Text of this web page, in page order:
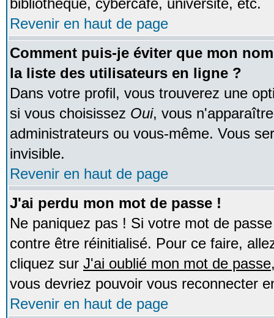
bibliothèque, cybercafé, université, etc.
Revenir en haut de page
Comment puis-je éviter que mon
la liste des utilisateurs en ligne ?
Dans votre profil, vous trouverez une
si vous choisissez Oui, vous
administrateurs ou vous-même. Vous
invisible.
Revenir en haut de page
J'ai perdu mon mot de passe !
Ne paniquez pas ! Si votre mot de
contre être réinitialisé. Pour ce faire,
cliquez sur J'ai oublié mon mot de passe
vous devriez pouvoir vous reconnecter
Revenir en haut de page